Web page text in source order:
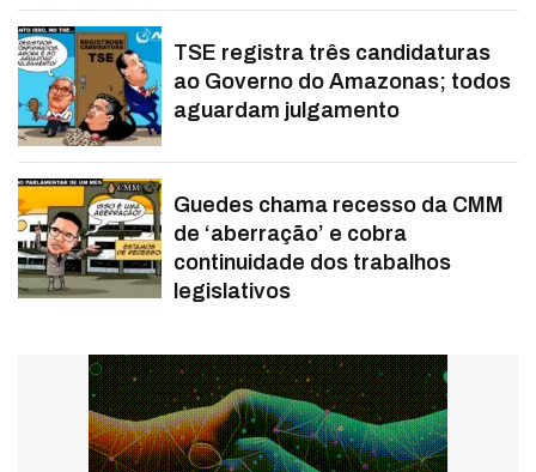
TSE registra três candidaturas
ao Governo do Amazonas; todos
aguardam julgamento
Guedes chama recesso da CMM
de ‘aberração’ e cobra
continuidade dos trabalhos
legislativos